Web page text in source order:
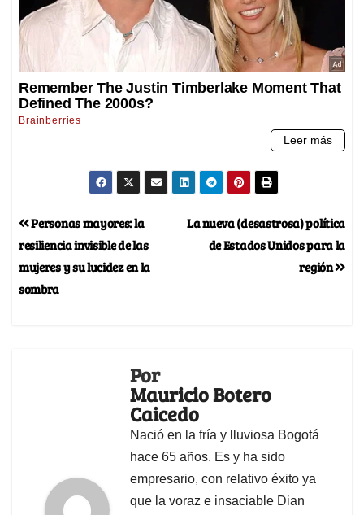
La nueva (desastrosa) política
de Estados Unidos para la
región
Personas mayores: la
resiliencia invisible de las
mujeres y su lucidez en la
sombra
Por
Mauricio Botero
Caicedo
Nació en la fría y lluviosa Bogotá
hace 65 años. Es y ha sido
empresario, con relativo éxito ya
que la voraz e insaciable Dian